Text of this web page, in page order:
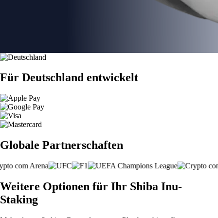
Für Deutschland entwickelt
Globale Partnerschaften
Weitere Optionen für Ihr Shiba Inu-
Staking